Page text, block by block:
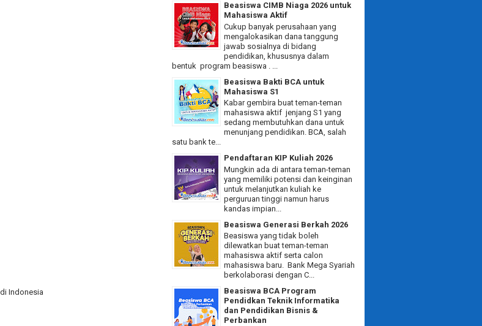
Indonesia
Beasiswa CIMB Niaga 2026 untuk
Mahasiswa Aktif
Cukup banyak perusahaan yang
mengalokasikan dana tanggung
jawab sosialnya di bidang
pendidikan, khususnya dalam
bentuk program beasiswa . ...
Beasiswa Bakti BCA untuk
Mahasiswa S1
Kabar gembira buat teman-teman
mahasiswa aktif jenjang S1 yang
sedang membutuhkan dana untuk
menunjang pendidikan. BCA, salah
satu bank te...
Pendaftaran KIP Kuliah 2026
Mungkin ada di antara teman-teman
yang memiliki potensi dan keinginan
untuk melanjutkan kuliah ke
perguruan tinggi namun harus
kandas impian...
Beasiswa Generasi Berkah 2026
Beasiswa yang tidak boleh
dilewatkan buat teman-teman
mahasiswa aktif serta calon
mahasiswa baru. Bank Mega Syariah
berkolaborasi dengan C...
Beasiswa BCA Program
Pendidkan Teknik Informatika
dan Pendidikan Bisnis &
Perbankan